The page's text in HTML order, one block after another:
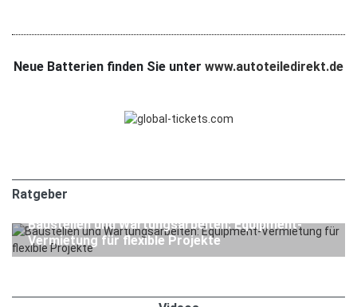
Neue Batterien finden Sie unter www.autoteiledirekt.de
Ratgeber
Ratgeber
Baustellen und Wartungsarbeiten: Equipment-
Vermietung für flexible Projekte